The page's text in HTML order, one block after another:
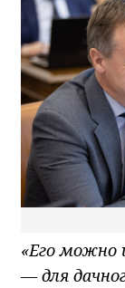
«Его можно
— для